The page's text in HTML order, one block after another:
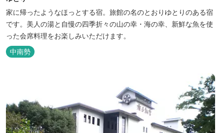
家に帰ったようなほっとする宿。旅館の名のとおりゆとりのある宿
です。美人の湯と自慢の四季折々の山の幸・海の幸、新鮮な魚を使
った会席料理をお楽しみいただけます。
中南勢